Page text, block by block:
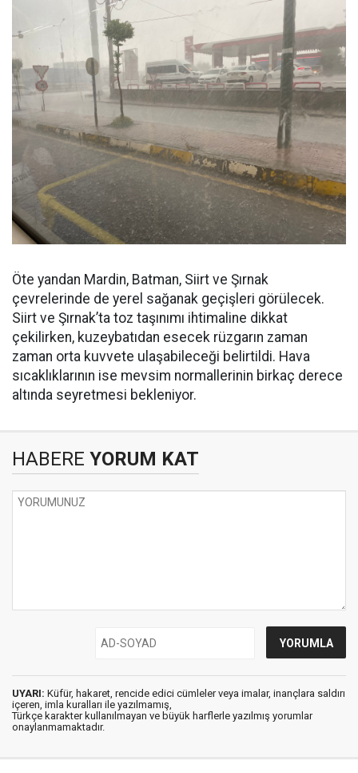
Öte yandan Mardin, Batman, Siirt ve Şırnak
çevrelerinde de yerel sağanak geçişleri görülecek.
Siirt ve Şırnak’ta toz taşınımı ihtimaline dikkat
çekilirken, kuzeybatıdan esecek rüzgarın zaman
zaman orta kuvvete ulaşabileceği belirtildi. Hava
sıcaklıklarının ise mevsim normallerinin birkaç derece
altında seyretmesi bekleniyor.
HABERE YORUM KAT
UYARI: Küfür, hakaret, rencide edici cümleler veya imalar, inançlara saldırı
içeren, imla kuralları ile yazılmamış,
Türkçe karakter kullanılmayan ve büyük harflerle yazılmış yorumlar
onaylanmamaktadır.